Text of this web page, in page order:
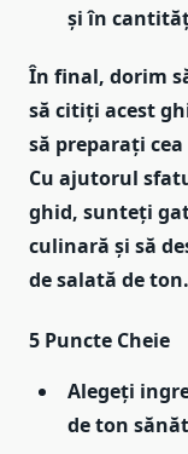
și în
În final, dorim
să citiți acest
să preparați
Cu ajutorul
ghid, sunteți
culinară și să
de salată de ton.
5 Puncte Cheie
Alegeți
de ton